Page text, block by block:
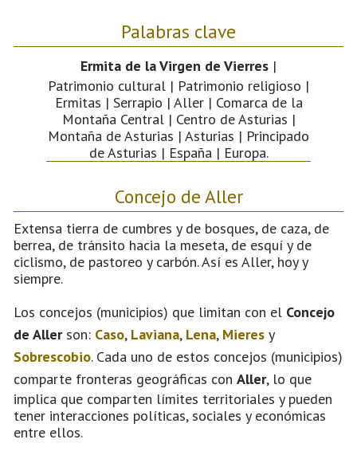
Palabras clave
Ermita de la Virgen de Vierres |
Patrimonio cultural | Patrimonio religioso |
Ermitas | Serrapio | Aller | Comarca de la
Montaña Central | Centro de Asturias |
Montaña de Asturias | Asturias | Principado
de Asturias | España | Europa.
Concejo de Aller
Extensa tierra de cumbres y de bosques, de caza, de
berrea, de tránsito hacia la meseta, de esquí y de
ciclismo, de pastoreo y carbón. Así es Aller, hoy y
siempre.
Los concejos (municipios) que limitan con el Concejo
de Allerson: Caso, Laviana, Lena, Mieres y
Sobrescobio. Cada uno de estos concejos (municipios)
comparte fronteras geográficas con Aller, lo que
implica que comparten límites territoriales y pueden
tener interacciones políticas, sociales y económicas
entre ellos.